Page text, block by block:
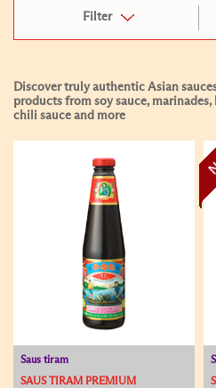
Filter
Discover truly authentic Asian
products from soy sauce,
chili sauce and more
Saus tiram
SAUS TIRAM PREMIUM